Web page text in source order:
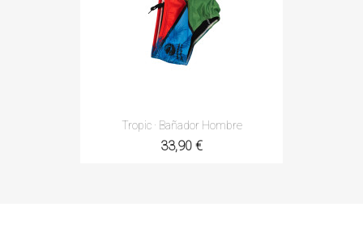
Tropic · Bañador Hombre
33,90 €